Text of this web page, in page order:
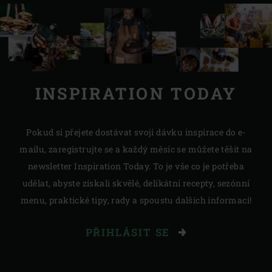
INSPIRATION TODAY
Pokud si přejete dostávat svoji dávku inspirace do e-
mailu, zaregistrujte se a každý měsíc se můžete těšit na
newsletter Inspiration Today. To je vše co je potřeba
udělat, abyste získali skvělé, delikátní recepty, sezónní
menu, praktické tipy, rady a spoustu dalších informací!
PŘIHLÁSIT SE